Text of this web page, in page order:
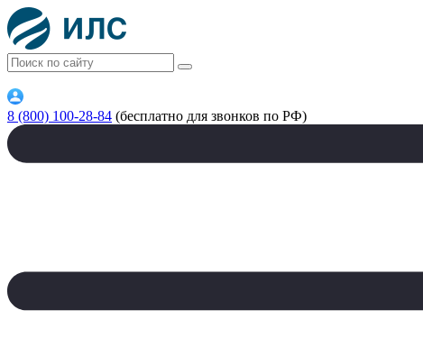
8 (800) 100-28-84 (бесплатно для звонков по РФ)